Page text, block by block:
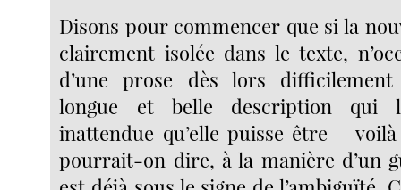
Disons pour commencer que si la
clairement isolée dans le texte,
d’une prose dès lors difficilement
longue et belle description qui
inattendue qu’elle puisse être –
pourrait-on dire, à la manière d’un